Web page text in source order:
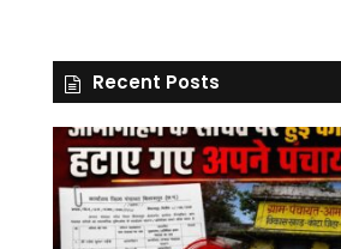
Recent Posts